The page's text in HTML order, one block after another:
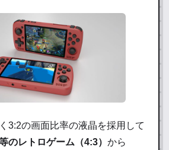
3:2の画面比率の液晶を採用して
のレトロゲーム（4:3） から